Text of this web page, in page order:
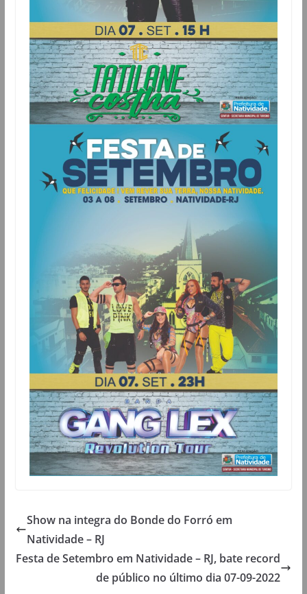
Show na integra do Bonde do Forró em
Natividade – RJ
Festa de Setembro em Natividade – RJ, bate record
de público no último dia 07-09-2022